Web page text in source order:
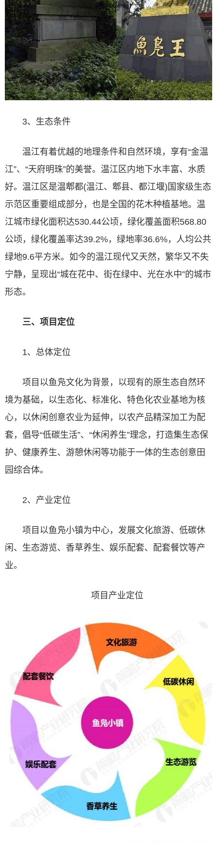
3、生态条件
温江有着优越的地理条件和自然环境，享有“金温
江”、“天府明珠”的美誉。温江区内地下水丰富、水质
好。温江区是温郫都(温江、郫县、都江堰)国家级生态
示范区重要组成部分，也是全国的花木种植基地。温
江城市绿化面积达530.44公顷，绿化覆盖面积568.80
公顷，绿化覆盖率达39.2%，绿地率36.6%，人均公共
绿地9.6平方米。如今的温江现代又天然，繁华又不失
宁静，呈现出“城在花中、街在绿中、光在水中”的城市
形态。
三、项目定位
1、总体定位
项目以鱼凫文化为背景，以现有的原生态自然环
境为基础，以生态化、标准化、特色化农业基地为核
心，以休闲创意农业为延伸，以农产品精深加工为配
套，倡导“低碳生活”、“休闲养生”理念，打造集生态保
护、健康养生、游憩休闲等功能于一体的生态创意 田
园综合体。
2、产业定位
项目以鱼凫小镇为中心，发展文化旅游、低碳休
闲、生态游览、香草养生、娱乐配套、配套餐饮等产
业。
项目产业定位